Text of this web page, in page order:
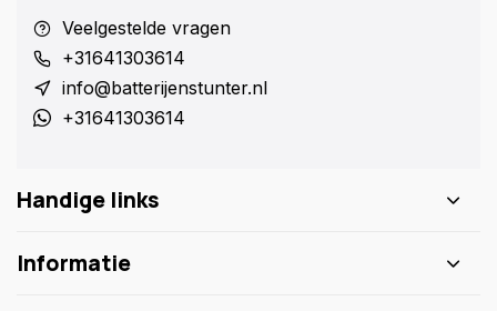
Veelgestelde vragen
+31641303614
info@batterijenstunter.nl
+31641303614
Handige links
Informatie